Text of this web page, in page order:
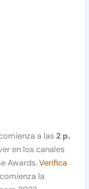
a las2 p.
en los canales
Awards.Verifica
la